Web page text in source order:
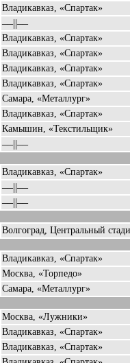
Владикавказ, «Спартак»
––||––
Владикавказ, «Спартак»
Владикавказ, «Спартак»
Владикавказ, «Спартак»
Владикавказ, «Спартак»
Самара, «Металлург»
Владикавказ, «Спартак»
Камышин, «Текстильщик»
––||––
Владикавказ, «Спартак»
––||––
––||––
Волгоград, Центральный
Владикавказ, «Спартак»
Москва, «Торпедо»
Самара, «Металлург»
Москва, «Лужники»
Владикавказ, «Спартак»
Владикавказ, «Спартак»